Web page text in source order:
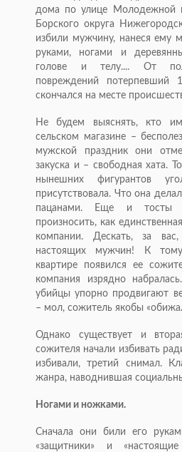
дома по улице Молодежной
Борского округа
избили мужчину, нанеся ему
руками, ногами и
голове и телу.... От
повреждений потерпевший
скончался на месте
Не будем выяснять, кто
сельском магазине –
мужской праздник они
закуска и – свободная хата.
нынешних фигурантов
присутствовала. Что она
пацанами. Еще и тосты
произносить, как
компании. Дескать, за
настоящих мужчин! К
квартире появился ее
компания изрядно
убийцы упорно продвигают
– мол, сожитель якобы
Однако существует и
сожителя начали избивать
избивали, третий снимал.
жанра, наводнившая
Ногами и ножками.
Сначала они били его
«защитники» и